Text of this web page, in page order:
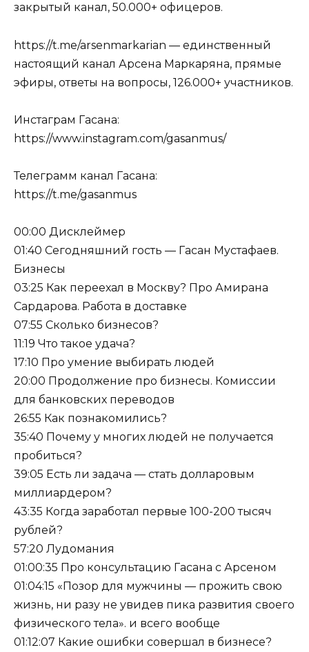
закрытый канал, 50.000+ офицеров.
https://t.me/arsenmarkarian — единственный
настоящий канал Арсена Маркаряна, прямые
эфиры, ответы на вопросы, 126.000+ участников.
Инстаграм Гасана:
https://www.instagram.com/gasanmus/
Телеграмм канал Гасана:
https://t.me/gasanmus
00:00 Дисклеймер
01:40 Сегодняшний гость — Гасан Мустафаев.
Бизнесы
03:25 Как переехал в Москву? Про Амирана
Сардарова. Работа в доставке
07:55 Сколько бизнесов?
11:19 Что такое удача?
17:10 Про умение выбирать людей
20:00 Продолжение про бизнесы. Комиссии
для банковских переводов
26:55 Как познакомились?
35:40 Почему у многих людей не получается
пробиться?
39:05 Есть ли задача — стать долларовым
миллиардером?
43:35 Когда заработал первые 100-200 тысяч
рублей?
57:20 Лудомания
01:00:35 Про консультацию Гасана с Арсеном
01:04:15 «Позор для мужчины — прожить свою
жизнь, ни разу не увидев пика развития своего
физического тела». и всего вообще
01:12:07 Какие ошибки совершал в бизнесе?